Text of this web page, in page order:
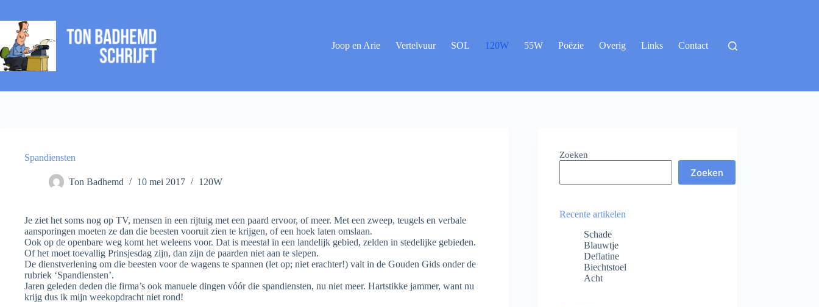
inhoud
Joop en Arie Vertelvuur SOL 120W 55W Poëzie Overig Links Contact
Spandiensten
Ton Badhemd 10 mei 2017 120W
Je ziet het soms nog op TV, mensen in een rijtuig met een paard ervoor, of meer. Met een zweep, teugels en verbale
aansporingen moeten ze dan die beesten vooruit zien te krijgen, of een hoek laten omslaan.
Ook op de openbare weg komt het weleens voor. Dat is meestal in een landelijk gebied, zelden in stedelijke gebieden.
Of het moet toevallig Prinsjesdag zijn, dan zijn de paarden niet aan te slepen.
De dienstverlening om die beesten voor de wagens te spannen (let op; niet erachter!) valt in de Gouden Gids onder de
rubriek ‘Spandiensten’.
Jaren geleden deden die firma’s ook manuele dingen vóór die spandiensten, nu niet meer. Hartstikke jammer, want nu
krijg dus ik mijn weekopdracht niet rond!
Zoeken
Zoeken
Recente artikelen
Schade
Blauwtje
Deflatine
Biechtstoel
Acht